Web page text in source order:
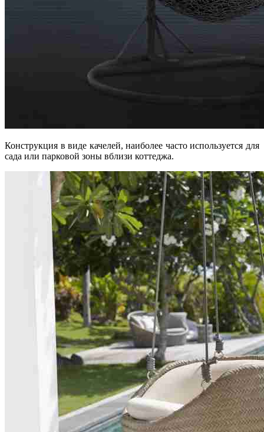
Конструкция в виде качелей, наиболее часто используется для
сада или парковой зоны вблизи коттеджа.